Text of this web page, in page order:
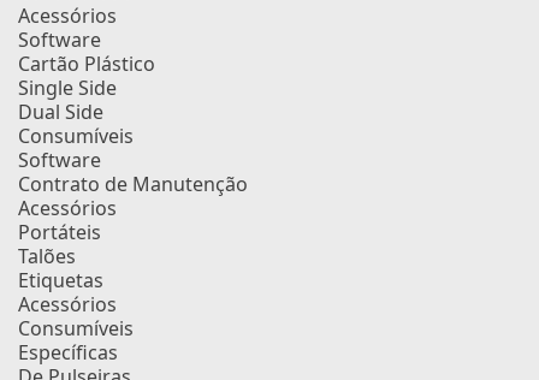
Acessórios
Software
Cartão Plástico
Single Side
Dual Side
Consumíveis
Software
Contrato de Manutenção
Acessórios
Portáteis
Talões
Etiquetas
Acessórios
Consumíveis
Específicas